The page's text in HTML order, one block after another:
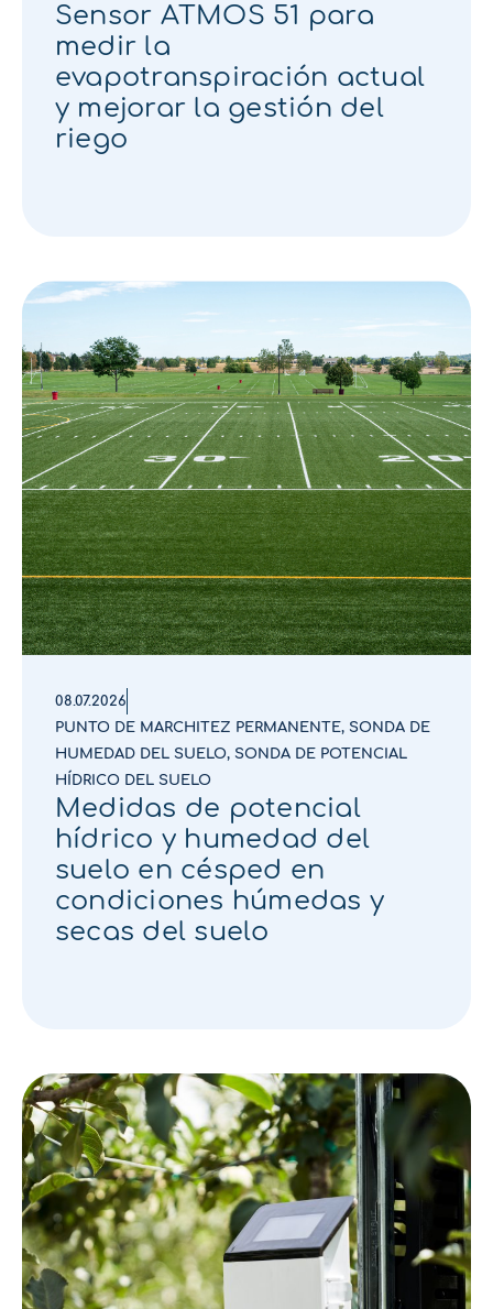
Sensor ATMOS 51 para
medir la
evapotranspiración actual
y mejorar la gestión del
riego
08.07.2026
PUNTO DE MARCHITEZ PERMANENTE, SONDA DE
HUMEDAD DEL SUELO, SONDA DE POTENCIAL
HÍDRICO DEL SUELO
Medidas de potencial
hídrico y humedad del
suelo en césped en
condiciones húmedas y
secas del suelo